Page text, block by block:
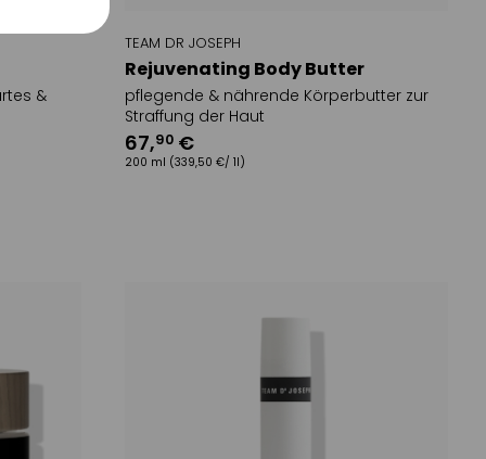
&
TEAM DR JOSEPH
Rejuvenating Body Butter
pflegende & nährende Körperbutter zur
Straffung der Haut
67,90 €
200 ml (339,50 €/ 1l)